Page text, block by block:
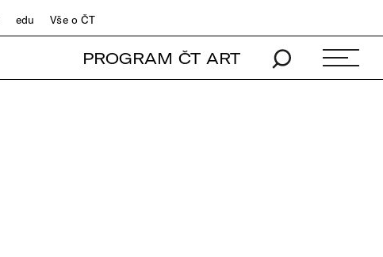
edu Vše o ČT
PROGRAM ČT ART